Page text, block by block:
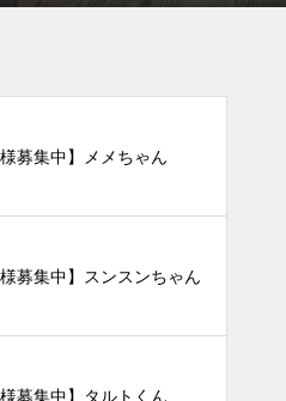
様募集中】メメちゃん
様募集中】スンスンちゃん
様募集中】タルトくん